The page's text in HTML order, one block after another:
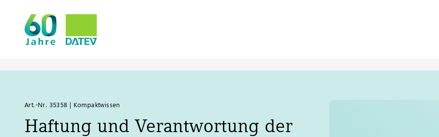
Art.-Nr. 35358 | Kompaktwissen
Haftung und Verantwortung der